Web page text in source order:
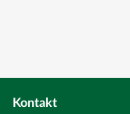
Kontakt